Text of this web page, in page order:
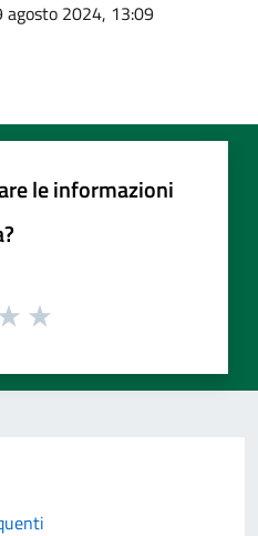
agosto 2024, 13:09
le informazioni